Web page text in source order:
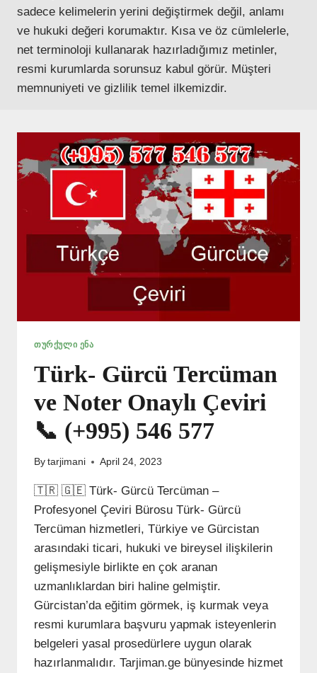
sadece kelimelerin yerini değiştirmek değil, anlamı
ve hukuki değeri korumaktır. Kısa ve öz cümlelerle,
net terminoloji kullanarak hazırladığımız metinler,
resmi kurumlarda sorunsuz kabul görür. Müşteri
memnuniyeti ve gizlilik temel ilkemizdir.
ᲗᲣᲠᲥᲣᲚᲘ ᲔᲜᲐ
Türk- Gürcü Tercüman
ve Noter Onaylı Çeviri
📞 (+995) 546 577
By tarjimani April 24, 2023
🇹🇷 🇬🇪 Türk- Gürcü Tercüman –
Profesyonel Çeviri Bürosu Türk- Gürcü
Tercüman hizmetleri, Türkiye ve Gürcistan
arasındaki ticari, hukuki ve bireysel ilişkilerin
gelişmesiyle birlikte en çok aranan
uzmanlıklardan biri haline gelmiştir.
Gürcistan’da eğitim görmek, iş kurmak veya
resmi kurumlara başvuru yapmak isteyenlerin
belgeleri yasal prosedürlere uygun olarak
hazırlanmalıdır. Tarjiman.ge bünyesinde hizmet